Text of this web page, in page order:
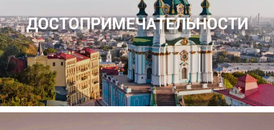
ДОСТОПРИМЕЧАТЕЛЬНОСТИ